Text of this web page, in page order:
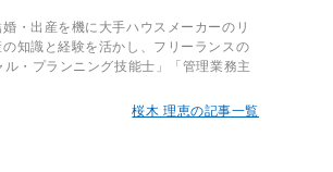
・出産を機に大手ハウスメーカーのリ
知識と経験を活かし、フリーランスの
・プランニング技能士」「管理業務主
桜木 理恵の記事一覧